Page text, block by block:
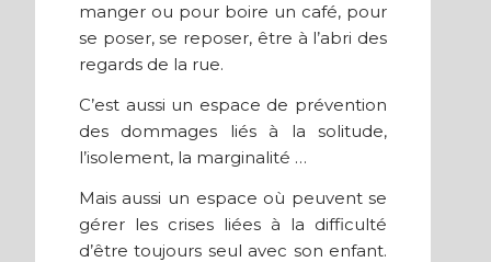
manger ou pour boire un café, pour
se poser, se reposer, être à l’abri des
regards de la rue.
C’est aussi un espace de prévention
des dommages liés à la solitude,
l’isolement, la marginalité …
Mais aussi un espace où peuvent se
gérer les crises liées à la difficulté
d’être toujours seul avec son enfant.